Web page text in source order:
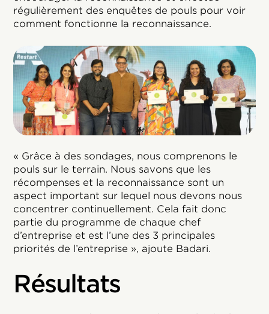
régulièrement des enquêtes de pouls pour voir
comment fonctionne la reconnaissance.
« Grâce à des sondages, nous comprenons le
pouls sur le terrain. Nous savons que les
récompenses et la reconnaissance sont un
aspect important sur lequel nous devons nous
concentrer continuellement. Cela fait donc
partie du programme de chaque chef
d’entreprise et est l’une des 3 principales
priorités de l’entreprise », ajoute Badari.
Résultats